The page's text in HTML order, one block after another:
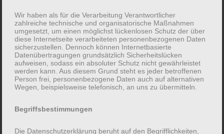
website. I live in Los Angeles, have a great
dog named Jack, and I like piña coladas.
(And gettin‘ caught in the rain.)
…or something like this:
Wir haben als für die Verarbeitung Verantwortlicher
zahlreiche technische und organisatorische Maßnahmen
umgesetzt, um einen möglichst lückenlosen Schutz der über
diese Internetseite verarbeiteten personenbezogenen Daten
sicherzustellen. Dennoch können Internetbasierte
Datenübertragungen grundsätzlich Sicherheitslücken
aufweisen, sodass ein absoluter Schutz nicht gewährleistet
werden kann. Aus diesem Grund steht es jeder betroffenen
Person frei, personenbezogene Daten auch auf alternativen
Wegen, beispielsweise telefonisch, an uns zu übermitteln.
Begriffsbestimmungen
Die Datenschutzerklärung beruht auf den Begrifflichkeiten,